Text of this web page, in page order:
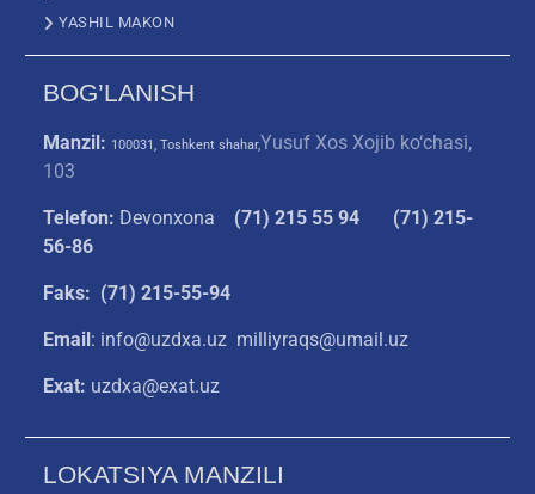
YASHIL MAKON
BOG’LANISH
Manzil: 100031, Toshkent shahar,Yusuf Xos Xojib ko‘chasi,
103
Telefon: Devonxona (71) 215 55 94
(71) 215-
56-86
Faks: (71) 215-55-94
Email : info@uzdxa.uz milliyraqs@umail.uz
Exat: uzdxa@exat.uz
LOKATSIYA MANZILI